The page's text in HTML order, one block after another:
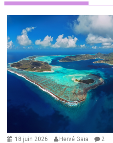
18 juin 2026 Hervé Gaïa 2